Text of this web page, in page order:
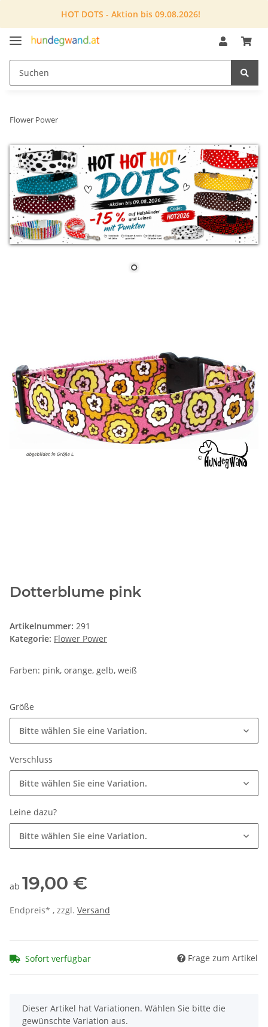
HOT DOTS - Aktion bis 09.08.2026!
Flower Power
Dotterblume pink
Artikelnummer: 291
Kategorie: Flower Power
Farben: pink, orange, gelb, weiß
Größe
Bitte wählen Sie eine Variation.
Verschluss
Bitte wählen Sie eine Variation.
Leine dazu?
Bitte wählen Sie eine Variation.
ab 19,00 €
Endpreis* , zzgl. Versand
Sofort verfügbar Frage zum Artikel
x
Dieser Artikel hat Variationen. Wählen Sie bitte die
gewünschte Variation aus.